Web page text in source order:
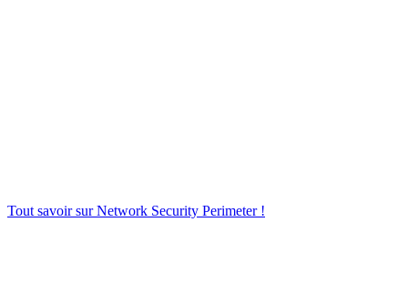
Tout savoir sur Network Security Perimeter !